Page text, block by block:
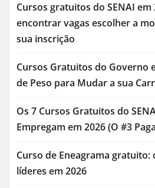
Cursos gratuitos do SENAI em
encontrar vagas escolher a
sua inscrição
Cursos Gratuitos do Governo
de Peso para Mudar a sua
Os 7 Cursos Gratuitos do
Empregam em 2026 (O #3
Curso de Eneagrama gratuito:
líderes em 2026